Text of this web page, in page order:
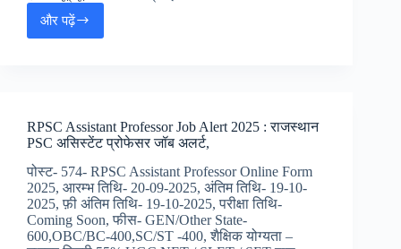
और पढ़ेंRailway
NCR
:
रेलवे
NCR
अपरेंटिस
ऑनलाइन
फॉर्म
RPSC Assistant Professor Job Alert 2025 : राजस्थान
PSC असिस्टेंट प्रोफेसर जॉब अलर्ट,
पोस्ट- 574- RPSC Assistant Professor Online Form
2025, आरम्भ तिथि- 20-09-2025, अंतिम तिथि- 19-10-
2025, फ़ी अंतिम तिथि- 19-10-2025, परीक्षा तिथि-
Coming Soon, फीस- GEN/Other State-
600,OBC/BC-400,SC/ST -400, शैक्षिक योग्यता –